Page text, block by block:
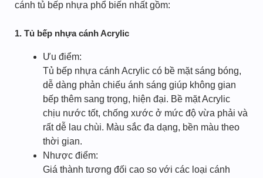
cánh tủ bếp nhựa phổ biến nhất gồm:
1. Tủ bếp nhựa cánh Acrylic
Ưu điểm:
Tủ bếp nhựa cánh Acrylic có bề mặt sáng bóng,
dễ dàng phản chiếu ánh sáng giúp không gian
bếp thêm sang trọng, hiện đại. Bề mặt Acrylic
chịu nước tốt, chống xước ở mức độ vừa phải và
rất dễ lau chùi. Màu sắc đa dạng, bền màu theo
thời gian.
Nhược điểm:
Giá thành tương đối cao so với các loại cánh